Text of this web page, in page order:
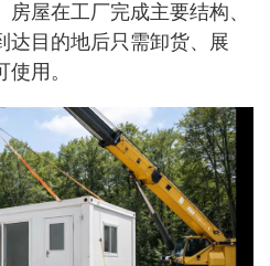
屋在工厂完成主要结构、
达目的地后只需卸货、展
用。